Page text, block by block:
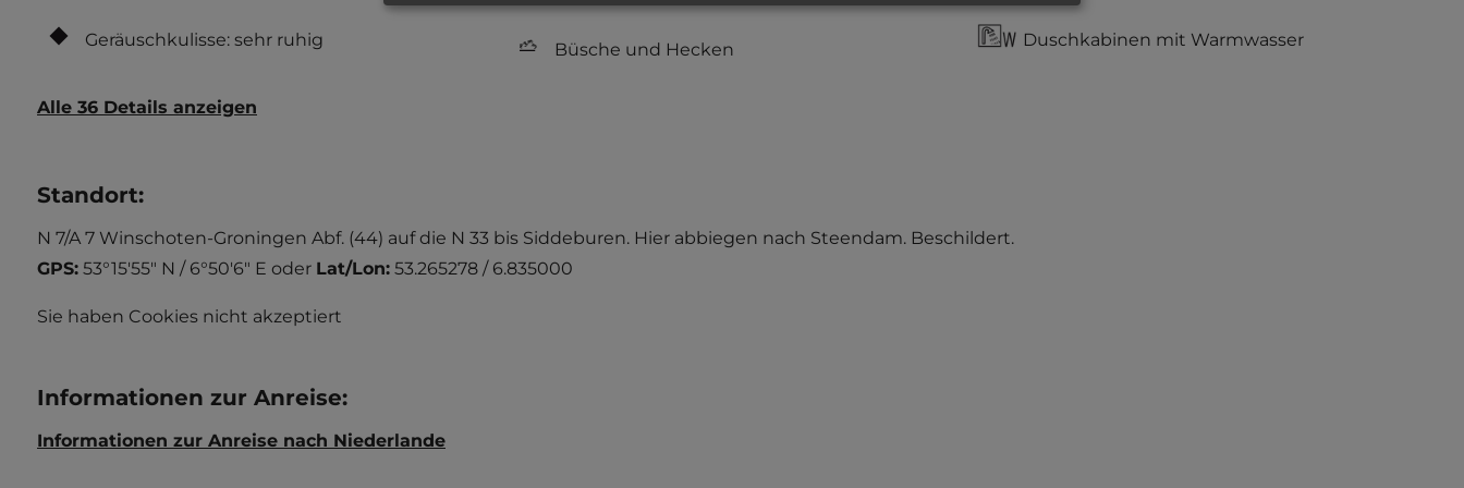
Geräuschkulisse: sehr ruhig Büsche und Hecken Duschkabinen mit Warmwasser
Alle 36 Details anzeigen
Standort:
N 7/A 7 Winschoten-Groningen Abf. (44) auf die N 33 bis Siddeburen. Hier abbiegen nach Steendam. Beschildert.
GPS: 53°15'55" N / 6°50'6" E oder Lat/Lon: 53.265278 / 6.835000
Sie haben Cookies nicht akzeptiert
Informationen zur Anreise:
Informationen zur Anreise nach Niederlande